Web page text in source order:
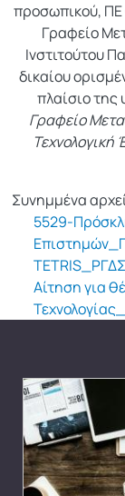
προσωπικού, ΠΕ
Γραφείο
Ινστιτούτου
δικαίου
πλαίσιο της
Γραφείο
Τεχνολογική
Συνημμένα
5529-
Αίτηση για